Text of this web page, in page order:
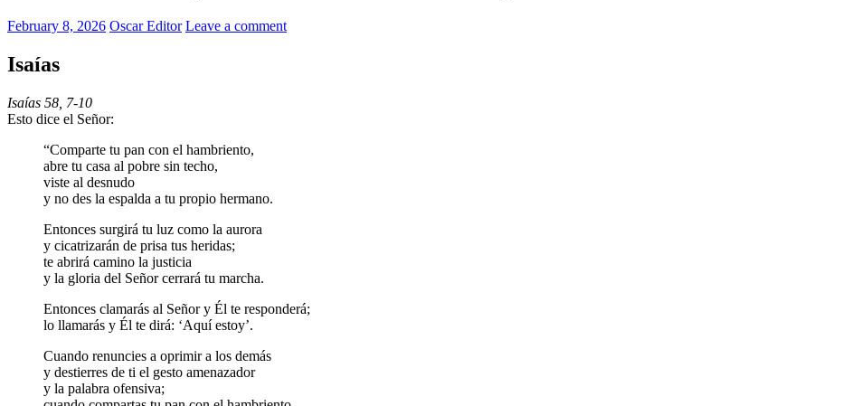
February 8, 2026 Oscar Editor Leave a comment
Isaías
Isaías 58, 7-10
Esto dice el Señor:
“Comparte tu pan con el hambriento,
abre tu casa al pobre sin techo,
viste al desnudo
y no des la espalda a tu propio hermano.
Entonces surgirá tu luz como la aurora
y cicatrizarán de prisa tus heridas;
te abrirá camino la justicia
y la gloria del Señor cerrará tu marcha.
Entonces clamarás al Señor y Él te responderá;
lo llamarás y Él te dirá: ‘Aquí estoy’.
Cuando renuncies a oprimir a los demás
y destierres de ti el gesto amenazador
y la palabra ofensiva;